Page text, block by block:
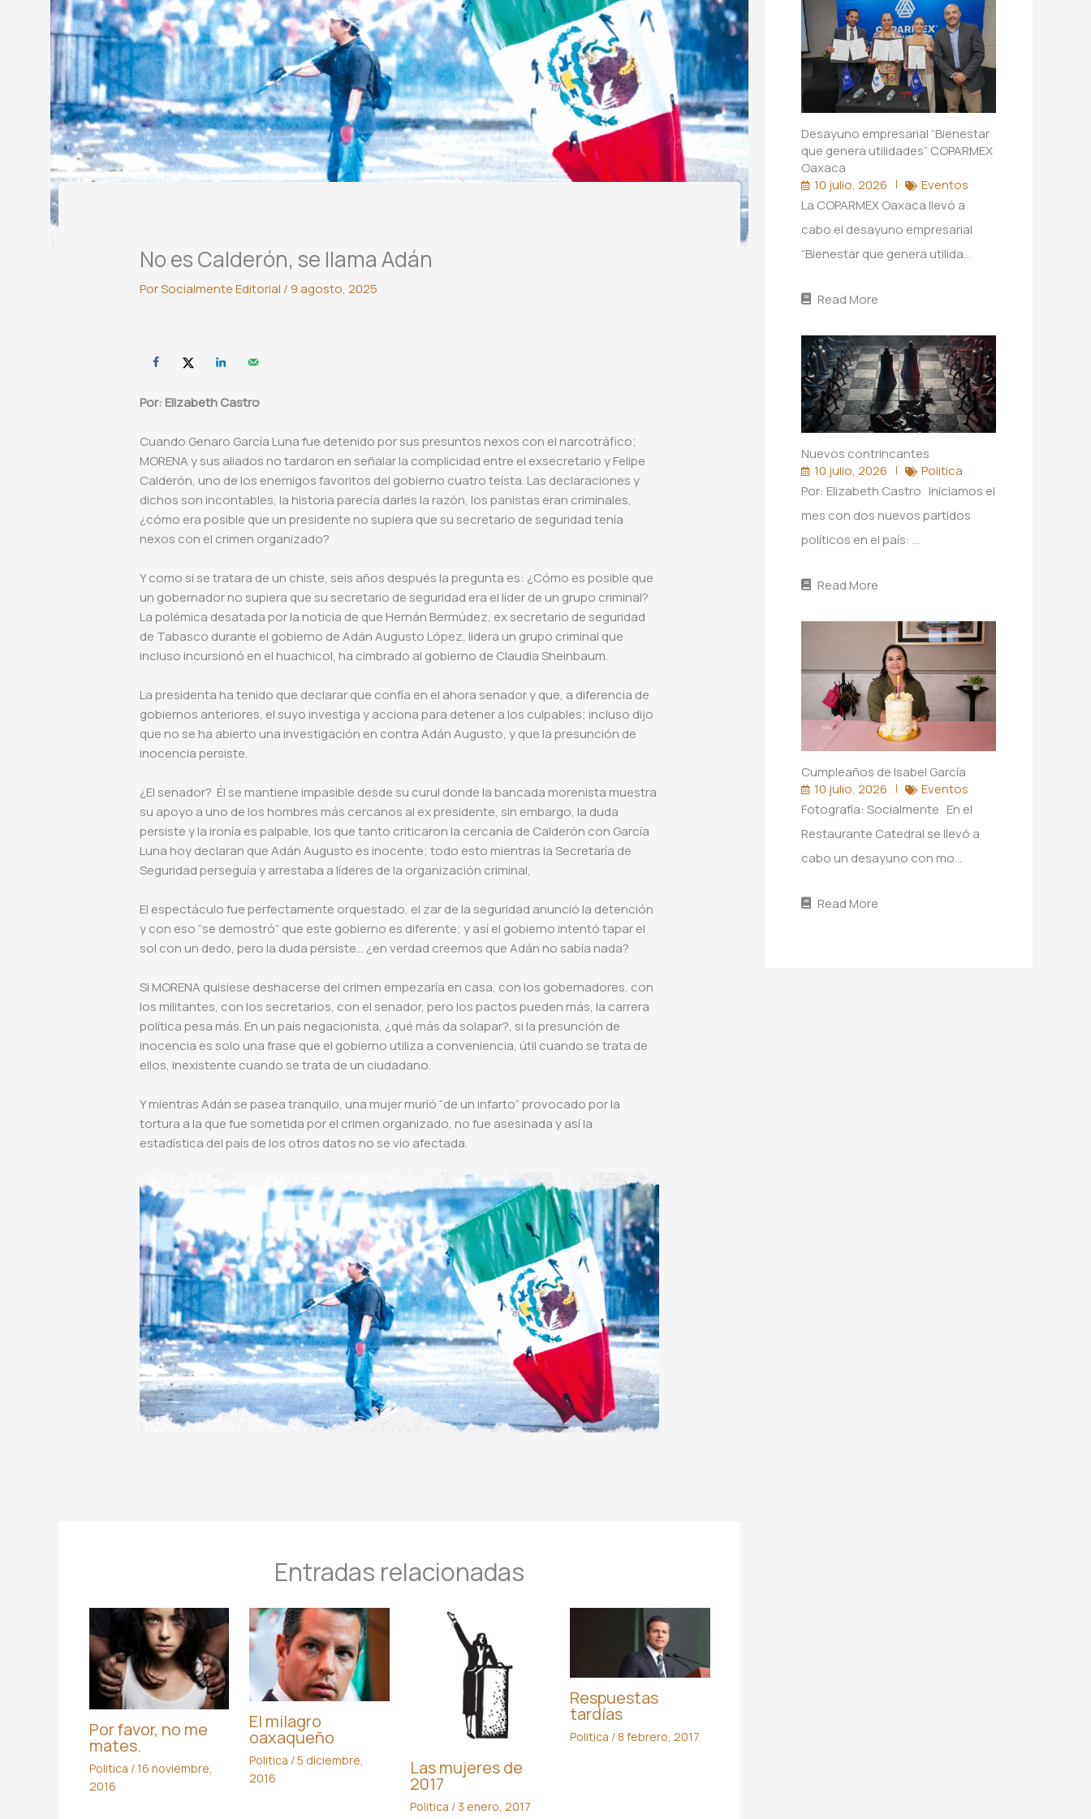
No es Calderón, se llama Adán
PorSocialmente Editorial / 9 agosto, 2025
Por: Elizabeth Castro
Cuando Genaro García Luna fue detenido por sus presuntos nexos con el narcotráfico;
MORENA y sus aliados no tardaron en señalar la complicidad entre el exsecretario y Felipe
Calderón, uno de los enemigos favoritos del gobierno cuatro teísta. Las declaraciones y
dichos son incontables, la historia parecía darles la razón, los panistas eran criminales,
¿cómo era posible que un presidente no supiera que su secretario de seguridad tenía
nexos con el crimen organizado?
Y como si se tratara de un chiste, seis años después la pregunta es: ¿Cómo es posible que
un gobernador no supiera que su secretario de seguridad era el líder de un grupo criminal?
La polémica desatada por la noticia de que Hernán Bermúdez, ex secretario de seguridad
de Tabasco durante el gobierno de Adán Augusto López, lidera un grupo criminal que
incluso incursionó en el huachicol, ha cimbrado al gobierno de Claudia Sheinbaum.
La presidenta ha tenido que declarar que confía en el ahora senador y que, a diferencia de
gobiernos anteriores, el suyo investiga y acciona para detener a los culpables; incluso dijo
que no se ha abierto una investigación en contra Adán Augusto, y que la presunción de
inocencia persiste.
¿El senador? Él se mantiene impasible desde su curul donde la bancada morenista muestra
su apoyo a uno de los hombres más cercanos al ex presidente, sin embargo, la duda
persiste y la ironía es palpable, los que tanto criticaron la cercanía de Calderón con García
Luna hoy declaran que Adán Augusto es inocente; todo esto mientras la Secretaría de
Seguridad perseguía y arrestaba a líderes de la organización criminal,
El espectáculo fue perfectamente orquestado, el zar de la seguridad anunció la detención
y con eso “se demostró” que este gobierno es diferente; y así el gobierno intentó tapar el
sol con un dedo, pero la duda persiste… ¿en verdad creemos que Adán no sabía nada?
Si MORENA quisiese deshacerse del crimen empezaría en casa, con los gobernadores, con
los militantes, con los secretarios, con el senador, pero los pactos pueden más, la carrera
política pesa más. En un país negacionista, ¿qué más da solapar?, si la presunción de
inocencia es solo una frase que el gobierno utiliza a conveniencia, útil cuando se trata de
ellos, inexistente cuando se trata de un ciudadano.
Y mientras Adán se pasea tranquilo, una mujer murió “de un infarto” provocado por la
tortura a la que fue sometida por el crimen organizado, no fue asesinada y así la
estadística del país de los otros datos no se vio afectada.
Entradas relacionadas
Por favor, no me
mates.
Politica /16 noviembre,
2016
El milagro
oaxaqueño
Politica /5 diciembre,
2016
Las mujeres de
2017
Politica / 3 enero, 2017
Respuestas
tardías
Politica / 8 febrero, 2017
Desayuno empresarial “Bienestar
que genera utilidades” COPARMEX
Oaxaca
10 julio, 2026
Eventos
La COPARMEX Oaxaca llevó a
cabo el desayuno empresarial
“Bienestar que genera utilida…
Read More
Nuevos contrincantes
10 julio, 2026
Politica
Por: Elizabeth Castro Iniciamos el
mes con dos nuevos partidos
políticos en el país: …
Read More
Cumpleaños de Isabel García
10 julio, 2026
Eventos
Fotografía: Socialmente En el
Restaurante Catedral se llevó a
cabo un desayuno con mo…
Read More